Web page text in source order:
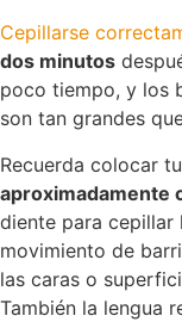
Cepillarse
dos minutos
poco tiempo, y los
son tan grandes
Recuerda colocar
aproximadamente
diente para cepillar
movimiento de
las caras o
También la lengua